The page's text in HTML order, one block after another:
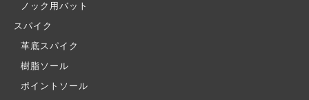
ノック用バット
スパイク
革底スパイク
樹脂ソール
ポイントソール